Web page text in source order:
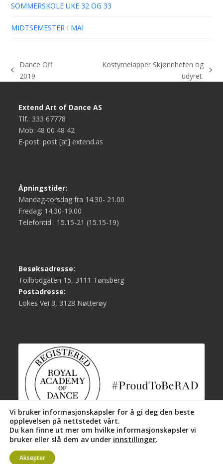
SOMMERSKOLE UKE 32 OG 33
MIDTSEMESTER I MAI
previous
Dance Off
2019
Kostymelapper Skjønnheten og
udyret.
Extend Art of Dance AS
Tlf.: 333 67778
Mob: 48 00 48 42
E-post: post [at] extend.as
Åpningstider:
Mandag-torsdag fra 14.30- 21.00
Fredag: 14.30-19.00
Telefontid : 15.15-21 (15.15-19)
Besøksadresse:
Tollbodgaten 15, 3111 Tønsberg
Postadresse:
Lokes Vei 3, 3128 Nøtterøy
Vi bruker informasjonskapsler for å gi deg den beste
opplevelsen på nettstedet vårt.
Du kan finne ut mer om hvilke informasjonskapsler vi
bruker eller slå dem av under innstillinger.
Aksepter